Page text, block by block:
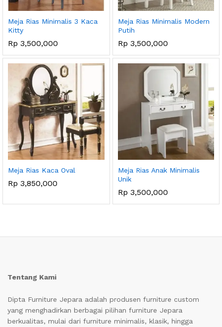
Meja Rias Minimalis 3 Kaca
Kitty
Rp 3,500,000
Meja Rias Minimalis Modern
Putih
Rp 3,500,000
Meja Rias Kaca Oval
Rp 3,850,000
Meja Rias Anak Minimalis
Unik
Rp 3,500,000
Tentang Kami
Dipta Furniture Jepara adalah produsen furniture custom
yang menghadirkan berbagai pilihan furniture Jepara
berkualitas, mulai dari furniture minimalis, klasik, hingga